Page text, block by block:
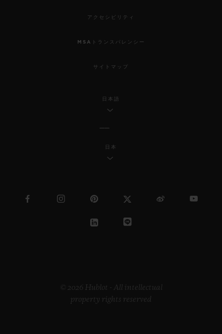
アクセシビリティ
MSAトランスパレンシー
サイトマップ
日本語
日本
© 2026 Hublot - All intellectual
property rights reserved